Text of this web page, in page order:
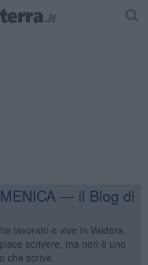
— il Blog di
lavorato e vive in Valdera,
scrivere, ma non è uno
che scrive.